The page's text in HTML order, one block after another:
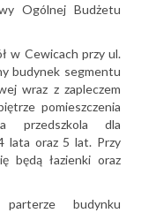
Ogólnej Budżetu
w Cewicach przy ul.
budynek segmentu
wraz z zapleczem
pomieszczenia
przedszkola dla
lata oraz 5 lat. Przy
będą łazienki oraz
budynku